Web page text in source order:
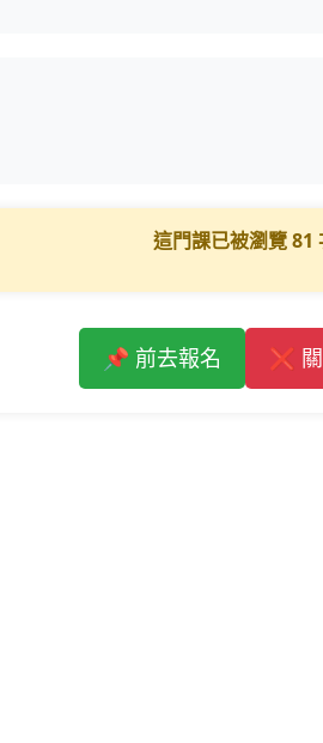
這門課已被瀏覽81
📌 前去報名 ❌